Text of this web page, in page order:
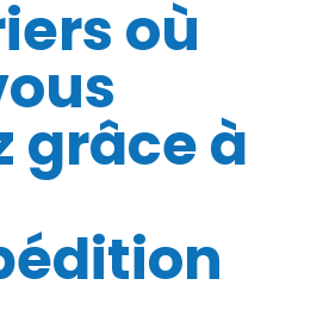
où
grâce à